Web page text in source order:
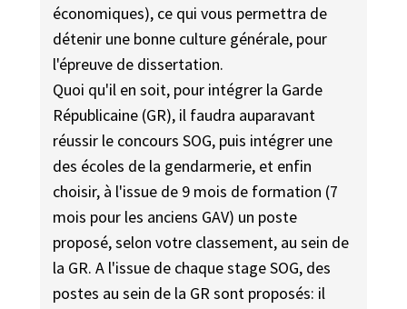
économiques), ce qui vous permettra de
détenir une bonne culture générale, pour
l'épreuve de dissertation.
Quoi qu'il en soit, pour intégrer la Garde
Républicaine (GR), il faudra auparavant
réussir le concours SOG, puis intégrer une
des écoles de la gendarmerie, et enfin
choisir, à l'issue de 9 mois de formation (7
mois pour les anciens GAV) un poste
proposé, selon votre classement, au sein de
la GR. A l'issue de chaque stage SOG, des
postes au sein de la GR sont proposés: il